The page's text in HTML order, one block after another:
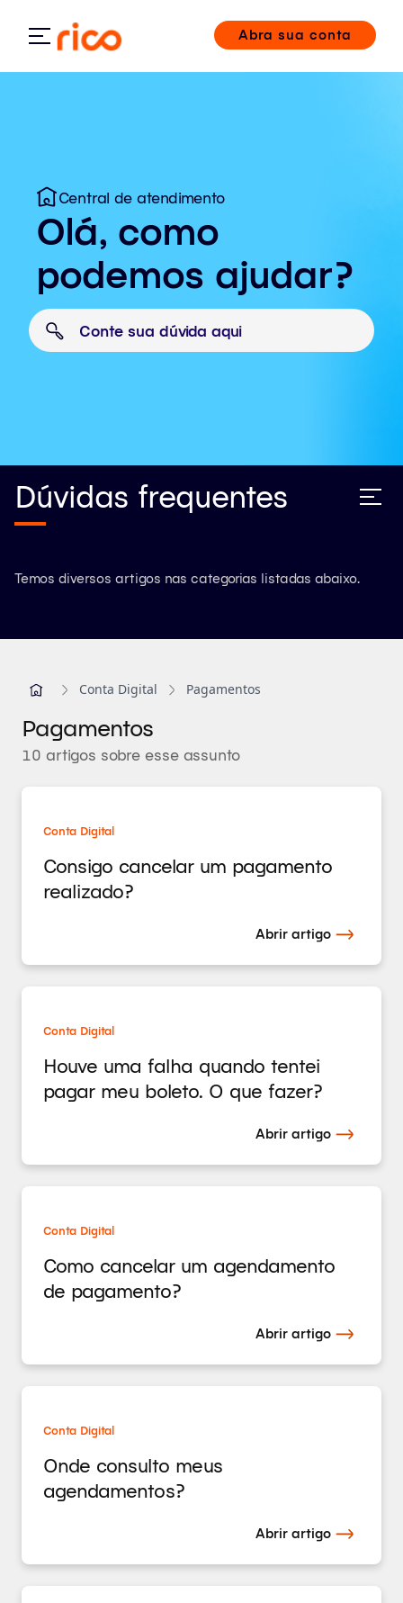
Abra sua conta
Central de atendimento
Olá, como
podemos ajudar?
Dúvidas frequentes
Temos diversos artigos nas categorias listadas abaixo.
Conta Digital Pagamentos
Pagamentos
10 artigos sobre esse assunto
Conta Digital
Consigo cancelar um pagamento
realizado?
Abrir artigo
Conta Digital
Houve uma falha quando tentei
pagar meu boleto. O que fazer?
Abrir artigo
Conta Digital
Como cancelar um agendamento
de pagamento?
Abrir artigo
Conta Digital
Onde consulto meus
agendamentos?
Abrir artigo